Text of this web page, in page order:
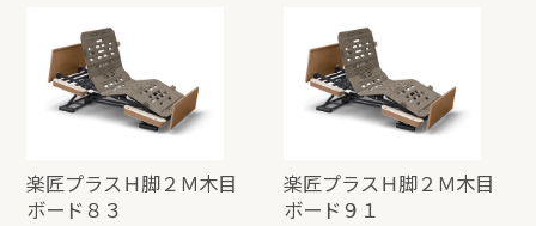
楽匠プラスＨ脚２Ｍ木目
ボード８３
楽匠プラスＨ脚２Ｍ木目
ボード９１